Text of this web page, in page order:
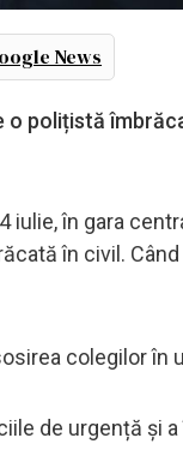
News
polițistă
în gara
în civil.
colegilor în
de urgență și